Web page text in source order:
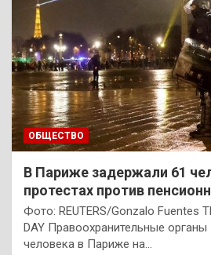
ОБЩЕСТВО
В Париже задержали 61
протестах против
Фото: REUTERS/Gonzalo Fuentes
DAY Правоохранительные
человека в Париже на…